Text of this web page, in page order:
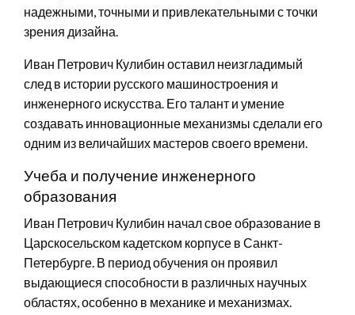
надежными, точными и привлекательными с точки
зрения дизайна.
Иван Петрович Кулибин оставил неизгладимый
след в истории русского машиностроения и
инженерного искусства. Его талант и умение
создавать инновационные механизмы сделали его
одним из величайших мастеров своего времени.
Учеба и получение инженерного
образования
Иван Петрович Кулибин начал свое образование в
Царскосельском кадетском корпусе в Санкт-
Петербурге. В период обучения он проявил
выдающиеся способности в различных научных
областях, особенно в механике и механизмах.